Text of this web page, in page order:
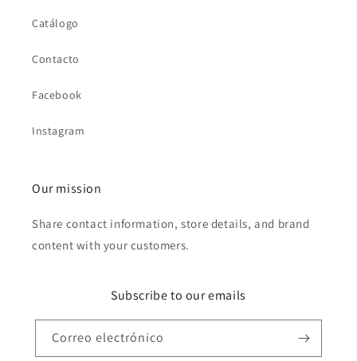
Catálogo
Contacto
Facebook
Instagram
Our mission
Share contact information, store details, and brand
content with your customers.
Subscribe to our emails
Correo electrónico